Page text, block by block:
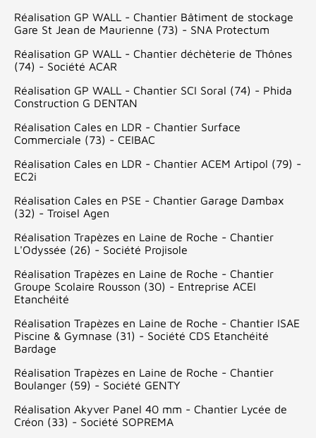
Réalisation GP WALL - Chantier Bâtiment de stockage
Gare St Jean de Maurienne (73) - SNA Protectum
Réalisation GP WALL - Chantier déchèterie de Thônes
(74) - Société ACAR
Réalisation GP WALL - Chantier SCI Soral (74) - Phida
Construction G DENTAN
Réalisation Cales en LDR - Chantier Surface
Commerciale (73) - CEIBAC
Réalisation Cales en LDR - Chantier ACEM Artipol (79) -
EC2i
Réalisation Cales en PSE - Chantier Garage Dambax
(32) - Troisel Agen
Réalisation Trapèzes en Laine de Roche - Chantier
L'Odyssée (26) - Société Projisole
Réalisation Trapèzes en Laine de Roche - Chantier
Groupe Scolaire Rousson (30) - Entreprise ACEI
Etanchéité
Réalisation Trapèzes en Laine de Roche - Chantier ISAE
Piscine & Gymnase (31) - Société CDS Etanchéité
Bardage
Réalisation Trapèzes en Laine de Roche - Chantier
Boulanger (59) - Société GENTY
Réalisation Akyver Panel 40 mm - Chantier Lycée de
Créon (33) - Société SOPREMA